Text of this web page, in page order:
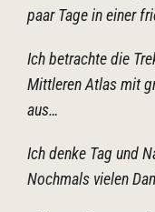
paar Tage in einer
Ich betrachte die
Mittleren Atlas mit
aus…
Ich denke Tag und
Nochmals vielen